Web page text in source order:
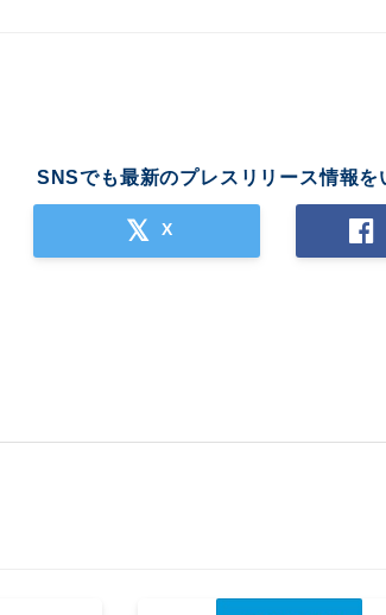
SNSでも最新のプレスリリース情報を
X